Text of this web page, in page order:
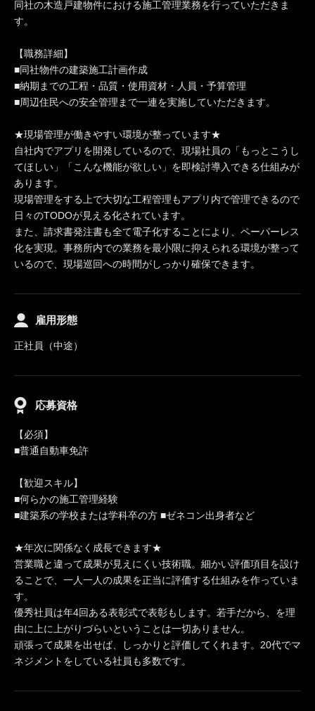
同社の木造戸建物件における施工管理業務を行っていただきま
す。
【職務詳細】
■同社物件の建築施工計画作成
■納期までの工程・品質・使用資材・人員・予算管理
■周辺住民への安全管理まで一連を実施していただきます。
★現場管理が働きやすい環境が整っています★
自社内でアプリを開発しているので、現場社員の「もっとこうし
てほしい」「こんな機能が欲しい」を即検討導入できる仕組みが
あります。
現場管理をする上で大切な工程管理もアプリ内で管理できるので
日々のTODOが見える化されています。
また、請求書発注書も全て電子化することにより、ペーパーレス
化を実現。事務所内での業務を最小限に抑えられる環境が整って
いるので、現場巡回への時間がしっかり確保できます。
雇用形態
正社員（中途）
応募資格
【必須】
■普通自動車免許
【歓迎スキル】
■何らかの施工管理経験
■建築系の学校または学科卒の方 ■ゼネコン出身者など
★年次に関係なく成長できます★
営業職と違って成果が見えにくい技術職。細かい評価項目を設け
ることで、一人一人の成果を正当に評価する仕組みを作っていま
す。
優秀社員は年4回ある表彰式で表彰もします。若手だから、を理
由に上に上がりづらいということは一切ありません。
頑張って成果を出せば、しっかりと評価してくれます。20代でマ
ネジメントをしている社員も多数です。